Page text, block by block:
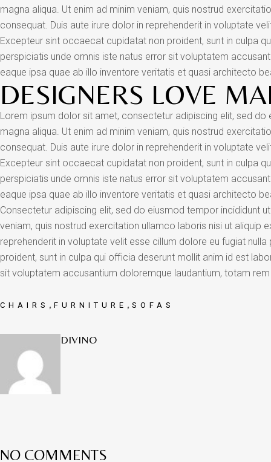
magna aliqua. Ut enim ad minim veniam, quis nostrud
consequat. Duis aute irure dolor in reprehenderit in voluptate
Excepteur sint occaecat cupidatat non proident, sunt in culpa
perspiciatis unde omnis iste natus error sit voluptatem
eaque ipsa quae ab illo inventore veritatis et quasi architecto
DESIGNERS LOVE
Lorem ipsum dolor sit amet, consectetur adipiscing elit, sed
magna aliqua. Ut enim ad minim veniam, quis nostrud
consequat. Duis aute irure dolor in reprehenderit in voluptate
Excepteur sint occaecat cupidatat non proident, sunt in culpa
perspiciatis unde omnis iste natus error sit voluptatem
eaque ipsa quae ab illo inventore veritatis et quasi architecto
Consectetur adipiscing elit, sed do eiusmod tempor incididunt
veniam, quis nostrud exercitation ullamco laboris nisi ut aliquip
reprehenderit in voluptate velit esse cillum dolore eu fugiat
proident, sunt in culpa qui officia deserunt mollit anim id est
sit voluptatem accusantium doloremque laudantium, totam
CHAIRS , FURNITURE , SOFAS
DIVINO
NO COMMENTS